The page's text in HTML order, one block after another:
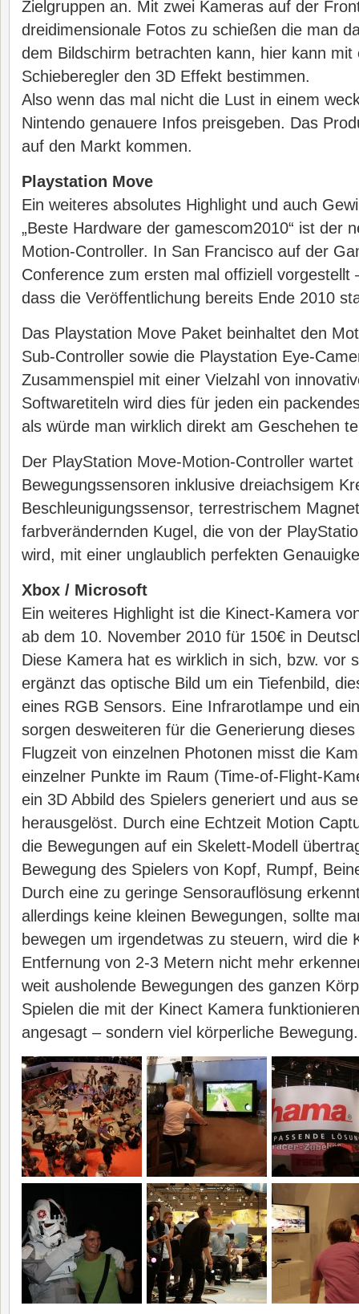
Zielgruppen an. Mit zwei Kameras auf der
dreidimensionale Fotos zu schießen die man
dem Bildschirm betrachten kann, hier kann mit
Schieberegler den 3D Effekt bestimmen.
Also wenn das mal nicht die Lust in einem
Nintendo genauere Infos preisgeben. Das
auf den Markt kommen.
Playstation Move
Ein weiteres absolutes Highlight und auch
„Beste Hardware der gamescom2010“ ist der
Motion-Controller. In San Francisco auf der
Conference zum ersten mal offiziell vorgestellt
dass die Veröffentlichung bereits Ende 2010
Das Playstation Move Paket beinhaltet den
Sub-Controller sowie die Playstation Eye-
Zusammenspiel mit einer Vielzahl von
Softwaretiteln wird dies für jeden ein
als würde man wirklich direkt am Geschehen
Der PlayStation Move-Motion-Controller
Bewegungssensoren inklusive dreiachsigem
Beschleunigungssensor, terrestrischem
farbverändernden Kugel, die von der
wird, mit einer unglaublich perfekten
Xbox / Microsoft
Ein weiteres Highlight ist die Kinect-Kamera
ab dem 10. November 2010 für 150€ in
Diese Kamera hat es wirklich in sich, bzw. vor
ergänzt das optische Bild um ein Tiefenbild,
eines RGB Sensors. Eine Infrarotlampe und
sorgen desweiteren für die Generierung
Flugzeit von einzelnen Photonen misst die
einzelner Punkte im Raum (Time-of-Flight-
ein 3D Abbild des Spielers generiert und aus
herausgelöst. Durch eine Echtzeit Motion
die Bewegungen auf ein Skelett-Modell
Bewegung des Spielers von Kopf, Rumpf,
Durch eine zu geringe Sensorauflösung
allerdings keine kleinen Bewegungen, sollte
bewegen um irgendetwas zu steuern, wird die
Entfernung von 2-3 Metern nicht mehr
weit ausholende Bewegungen des ganzen
Spielen die mit der Kinect Kamera
angesagt – sondern viel körperliche Bewegung.